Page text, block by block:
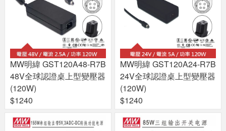
MW明緯 GST120A48-R7B
48V全球認證桌上型變壓器
(120W)
$1240
MW明緯 GST120A24-R7B
24V全球認證桌上型變壓器
(120W)
$1240